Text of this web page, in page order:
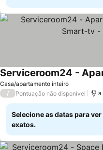
Casa/apartamento inteiro
/ Pontuação não disponível a
Selecione as datas para
exatos.